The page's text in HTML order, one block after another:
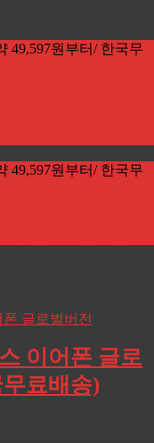
이어폰 글로
료배송)